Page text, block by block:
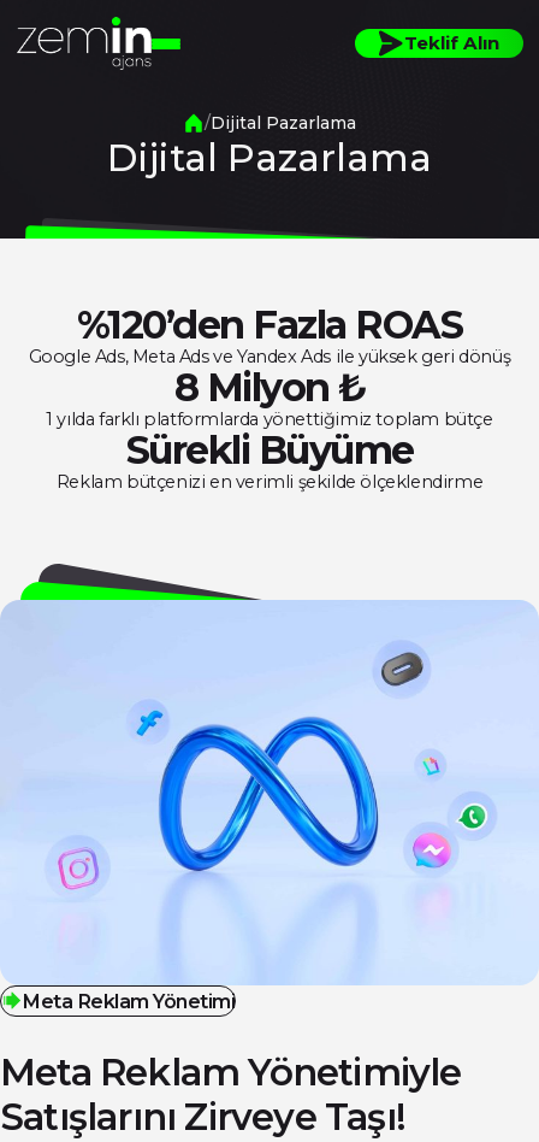
Teklif Alın
Dijital Pazarlama
Dijital Pazarlama
%120’den Fazla ROAS
Google Ads, Meta Ads ve Yandex Ads ile yüksek geri dönüş
8 Milyon ₺
1 yılda farklı platformlarda yönettiğimiz toplam bütçe
Sürekli Büyüme
Reklam bütçenizi en verimli şekilde ölçeklendirme
Meta Reklam Yönetimi
Meta Reklam Yönetimiyle
Satışlarını ZirveyeTaşı!